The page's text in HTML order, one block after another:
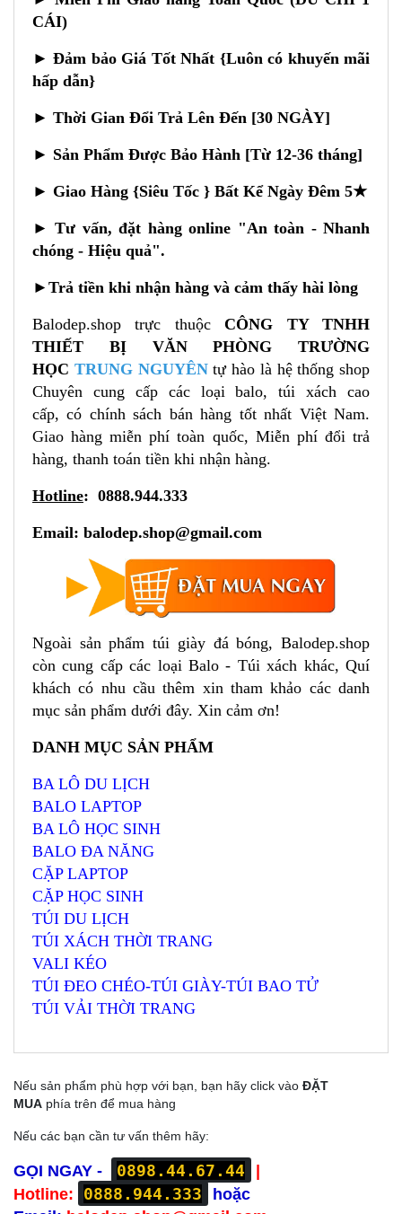
CÁI)
► Đảm bảo Giá Tốt Nhất {Luôn có khuyến mãi
hấp dẫn}
► Thời Gian Đổi Trả Lên Đến [30 NGÀY]
► Sản Phẩm Được Bảo Hành [Từ 12-36 tháng]
► Giao Hàng {Siêu Tốc } Bất Kể Ngày Đêm 5★
► Tư vấn, đặt hàng online "An toàn - Nhanh
chóng - Hiệu quả".
► Trả tiền khi nhận hàng và cảm thấy hài lòng
Balodep.shop trực thuộcCÔNG TY TNHH
THIẾT BỊ VĂN PHÒNG TRƯỜNG
HỌC TRUNG NGUYÊN tự hào là hệ thống shop
Chuyên cung cấp các loại balo, túi xách cao
cấp, có chính sách bán hàng tốt nhất Việt Nam.
Giao hàng miễn phí toàn quốc, Miễn phí đổi trả
hàng, thanh toán tiền khi nhận hàng.
Hotline: 0888.944.333
Email: balodep.shop@gmail.com
Ngoài sản phẩm túi giày đá bóng, Balodep.shop
còn cung cấp các loại Balo - Túi xách khác, Quí
khách có nhu cầu thêm xin tham khảo các danh
mục sản phẩm dưới đây. Xin cảm ơn!
DANH MỤC SẢN PHẨM
BA LÔ DU LỊCH
BALO LAPTOP
BA LÔ HỌC SINH
BALO ĐA NĂNG
CẶP LAPTOP
CẶP HỌC SINH
TÚI DU LỊCH
TÚI XÁCH THỜI TRANG
VALI KÉO
TÚI ĐEO CHÉO-TÚI GIÀY-TÚI BAO TỬ
TÚI VẢI THỜI TRANG
Nếu sản phẩm phù hợp với bạn, bạn hãy click vào ĐẶT
MUA phía trên để mua hàng
Nếu các bạn cần tư vấn thêm hãy:
GỌI NGAY - 0898.44.67.44
|
Hotline:
0888.944.333
hoặc